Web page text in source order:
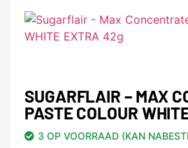
SUGARFLAIR – MAX
PASTE COLOUR
3 OP VOORRAAD (KAN